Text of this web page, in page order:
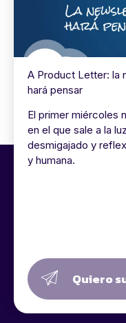
A Product Letter: la
hará pensar
El primer miércoles
en el que sale a la
desmigajado y
y humana.
Quiero